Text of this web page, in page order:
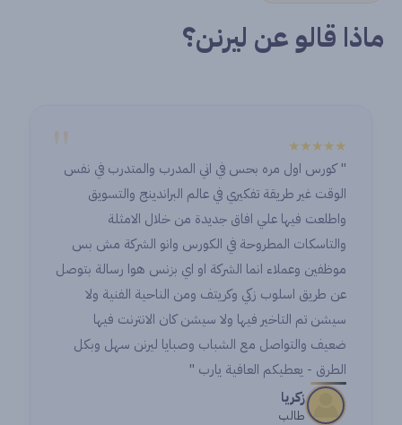
ماذا قالو عن ليرنن؟
"
★★★★★
" كورس اول مره بحس في اني المدرب والمتدرب في نفس
الوقت غير طريقة تفكيري في عالم البراندينج والتسويق
واطلعت فيها علي افاق جديدة من خلال الامثلة
والتاسكات المطروحة في الكورس وانو الشركة مش بس
موظفين وعملاء انما الشركة او اي بزنس هوا رسالة بتوصل
عن طريق اسلوب زكي وكريتف ومن الناحية الفنية ولا
سيشن تم التاخير فيها ولا سيشن كان الانترنت فيها
ضعيف والتواصل مع الشباب وصبايا ليرنن سهل وبكل
الطرق - يعطيكم العافية يارب "
زكريا
طالب